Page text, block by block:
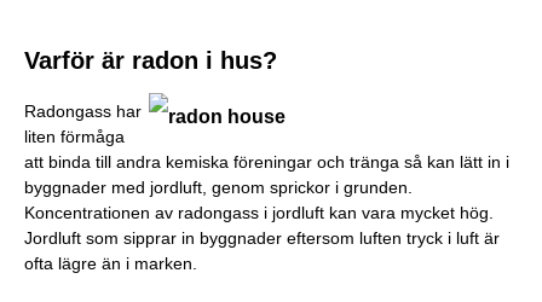
Varför är radon i hus?
Radongass har
liten förmåga
att binda till andra kemiska föreningar och tränga så kan lätt in i
byggnader med jordluft, genom sprickor i grunden.
Koncentrationen av radongass i jordluft kan vara mycket hög.
Jordluft som sipprar in byggnader eftersom luften tryck i luft är
ofta lägre än i marken.